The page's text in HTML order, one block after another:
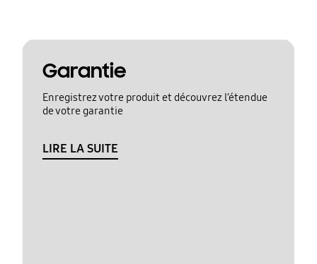
Garantie
Enregistrez votre produit et découvrez l’étendue
de votre garantie
LIRE LA SUITE